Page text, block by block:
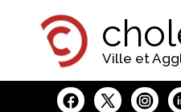
Ville et